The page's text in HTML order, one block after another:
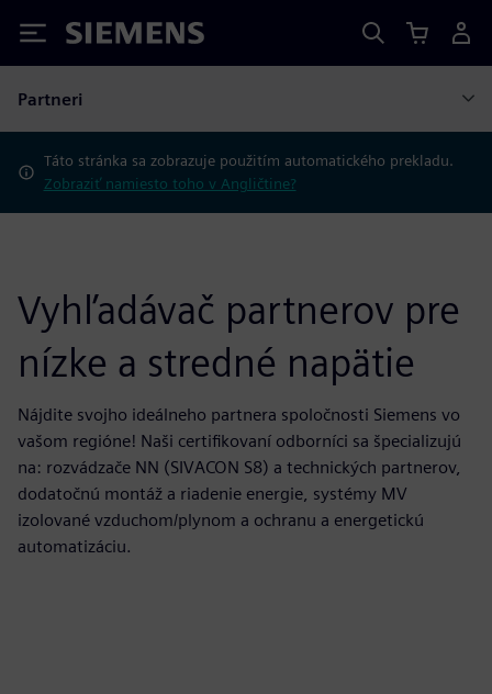
Siemens
Partneri
Táto stránka sa zobrazuje použitím automatického prekladu.
Zobraziť namiesto toho v Angličtine?
Vyhľadávač partnerov pre
nízke a stredné napätie
Nájdite svojho ideálneho partnera spoločnosti Siemens vo
vašom regióne! Naši certifikovaní odborníci sa špecializujú
na: rozvádzače NN (SIVACON S8) a technických partnerov,
dodatočnú montáž a riadenie energie, systémy MV
izolované vzduchom/plynom a ochranu a energetickú
automatizáciu.